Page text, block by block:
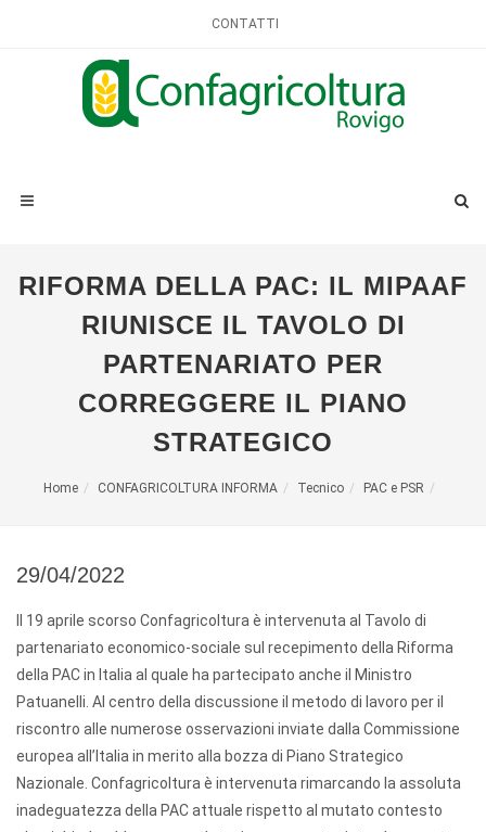
CONTATTI
RIFORMA DELLA PAC: IL MIPAAF
RIUNISCE IL TAVOLO DI
PARTENARIATO PER
CORREGGERE IL PIANO
STRATEGICO
Home CONFAGRICOLTURA INFORMA Tecnico PAC e PSR
29/04/2022
Il 19 aprile scorso Confagricoltura è intervenuta al Tavolo di
partenariato economico-sociale sul recepimento della Riforma
della PAC in Italia al quale ha partecipato anche il Ministro
Patuanelli. Al centro della discussione il metodo di lavoro per il
riscontro alle numerose osservazioni inviate dalla Commissione
europea all’Italia in merito alla bozza di Piano Strategico
Nazionale. Confagricoltura è intervenuta rimarcando la assoluta
inadeguatezza della PAC attuale rispetto al mutato contesto